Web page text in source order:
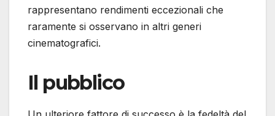
rappresentano rendimenti eccezionali che
raramente si osservano in altri generi
cinematografici.
Il pubblico